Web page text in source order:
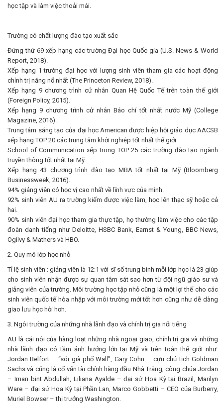
học tập và làm việc thoải mái.
Trường có chất lượng đào tạo xuất sắc
Đứng thứ 69 xếp hạng các trường Đại học Quốc gia (U.S. News & World
Report, 2018).
Xếp hạng 1 trường đại học với lượng sinh viên tham gia các hoạt động
chính trị năng nổ nhất (The Princeton Review, 2018).
Xếp hạng 9 chương trình cử nhân Quan Hệ Quốc Tế trên toàn thế giới
(Foreign Policy, 2015).
Xếp hạng 9 chương trình cử nhân Báo chí tốt nhất nước Mỹ (College
Magazine, 2016).
Trung tâm sáng tạo của đại học American được hiệp hội giáo dục AACSB
xếp hạng TOP 20 các trung tâm khởi nghiệp tốt nhất thế giới.
School of Communication xếp trong TOP 25 các trường đào tạo ngành
truyền thông tốt nhất tại Mỹ.
Xếp hạng 43 chương trình đào tạo MBA tốt nhất tại Mỹ (Bloomberg
Businessweek, 2016).
94% giảng viên có học vị cao nhất về lĩnh vực của mình.
92% sinh viên AU ra trường kiếm được việc làm, học lên thạc sỹ hoặc cả
hai.
90% sinh viên đại học tham gia thực tập, họ thường làm việc cho các tập
đoàn danh tiếng như Deloitte, HSBC Bank, Earnst & Young, BBC News,
Ogilvy & Mathers và HBO.
2. Quy mô lớp học nhỏ
Tỉ lệ sinh viên : giảng viên là 12:1 với sĩ số trung bình mỗi lớp học là 23 giúp
cho sinh viên nhận được sự quan tâm sát sao hơn từ đội ngũ giáo sư và
giảng viên của trường. Môi trường học tập nhỏ cũng là một lợi thế cho các
sinh viên quốc tế hòa nhập với môi trường mới tốt hơn cũng như dễ dàng
giao lưu học hỏi hơn.
3. Ngôi trường của những nhà lãnh đạo và chính trị gia nổi tiếng
AU là cái nôi của hàng loạt những nhà ngoại giao, chính trị gia và những
nhà lãnh đạo có tầm ảnh hưởng lớn tại Mỹ và trên toàn thế giới như:
Jordan Belfort – “sói già phố Wall”, Gary Cohn – cựu chủ tịch Goldman
Sachs và cũng là cố vấn tài chính hàng đầu Nhà Trắng, công chúa Jordan
– Iman bint Abdullah, Liliana Ayalde – đại sứ Hoa Kỳ tại Brazil, Marilyn
Ware – đại sứ Hoa Kỳ tại Phần Lan, Marco Gobbetti – CEO của Burberry,
Muriel Bowser – thị trưởng Washington.